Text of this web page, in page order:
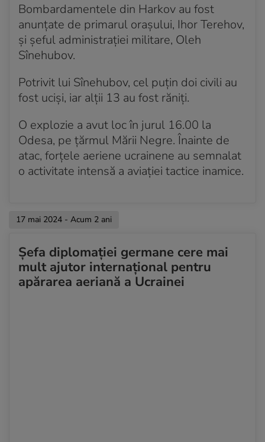
Bombardamentele din Harkov au fost
anunțate de primarul orașului, Ihor Terehov,
și șeful administrației militare, Oleh
Sînehubov.
Potrivit lui Sînehubov, cel puțin doi civili au
fost uciși, iar alții 13 au fost răniți.
O explozie a avut loc în jurul 16.00 la
Odesa, pe țărmul Mării Negre. Înainte de
atac, forțele aeriene ucrainene au semnalat
o activitate intensă a aviației tactice inamice.
17 mai 2024 - Acum 2 ani
Șefa diplomației germane cere mai
mult ajutor internațional pentru
apărarea aeriană a Ucrainei